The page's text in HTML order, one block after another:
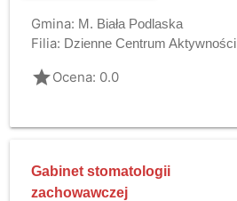
Gmina: M. Biała Podlaska
Filia: Dzienne Centrum Aktywności
gradeOcena: 0.0
Gabinet stomatologii
zachowawczej